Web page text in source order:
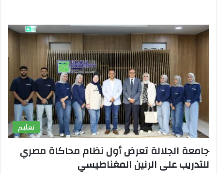
تعليم
جامعة الجلالة تعرض أول نظام محاكاة مصري
للتدريب على الرنين المغناطيسي